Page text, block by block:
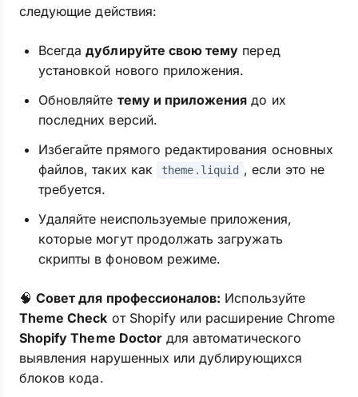
следующие действия:
Всегдадублируйте свою тему перед
установкой нового приложения.
Обновляйте тему и приложения до их
последних версий.
Избегайте прямого редактирования основных
файлов, таких как
theme.liquid , если это не
требуется.
Удаляйте неиспользуемые приложения,
которые могут продолжать загружать
скрипты в фоновом режиме.
🧠Совет для профессионалов: Используйте
Theme Check от Shopify или расширение Chrome
Shopify Theme Doctorдля автоматического
выявления нарушенных или дублирующихся
блоков кода.